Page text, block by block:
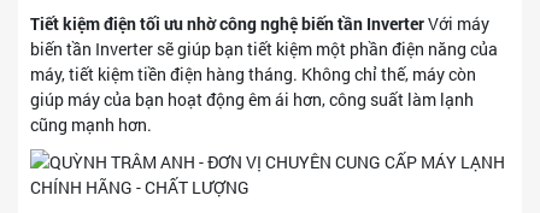
Tiết kiệm điện tối ưu nhờ công nghệ biến tần InverterVới máy
biến tần Inverter sẽ giúp bạn tiết kiệm một phần điện năng của
máy, tiết kiệm tiền điện hàng tháng. Không chỉ thế, máy còn
giúp máy của bạn hoạt động êm ái hơn, công suất làm lạnh
cũng mạnh hơn.